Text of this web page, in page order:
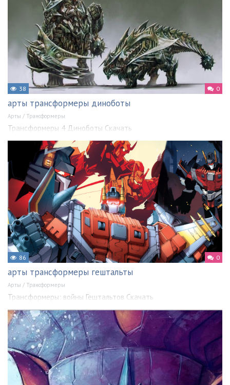
38 0
арты трансформеры диноботы
Арты / Трансформеры
Трансформеры 4 Диноботы Скачать
86 0
арты трансформеры гештальты
Арты / Трансформеры
Трансформеры: войны Гештальтов Скачать